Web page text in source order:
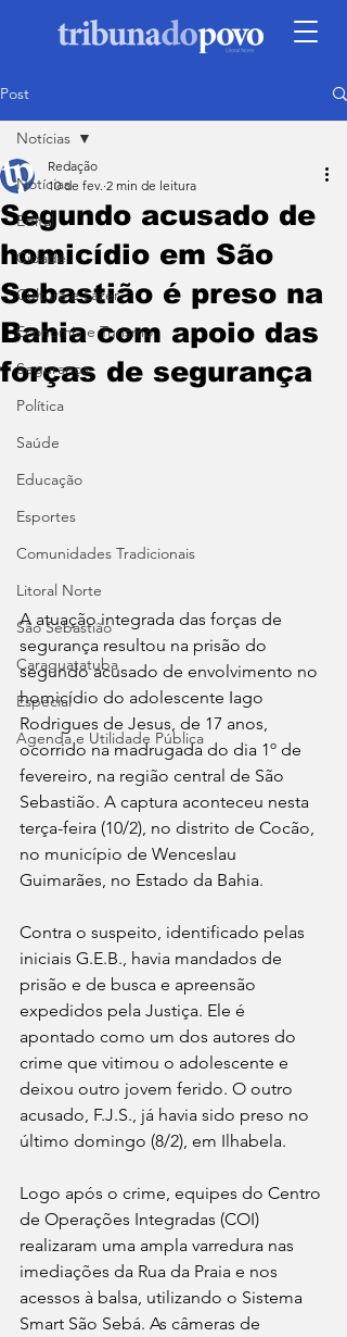
Post
Notícias
Edital
Cidade
Cultura e Lazer
Economia e Turismo
Segurança
Política
Saúde
Educação
Esportes
Comunidades Tradicionais
Litoral Norte
São Sebastião
Caraguatatuba
Especial
Agenda e Utilidade Pública
Notícias
Segundo acusado de
homicídio em São
Sebastião é preso na
Bahia com apoio das
forças de segurança
Redação
10 de fev. 2 min de leitura
A atuação integrada das forças de
segurança resultou na prisão do
segundo acusado de envolvimento no
homicídio do adolescente Iago
Rodrigues de Jesus, de 17 anos,
ocorrido na madrugada do dia 1º de
fevereiro, na região central de São
Sebastião. A captura aconteceu nesta
terça-feira (10/2), no distrito de Cocão,
no município de Wenceslau
Guimarães, no Estado da Bahia.
Contra o suspeito, identificado pelas
iniciais G.E.B., havia mandados de
prisão e de busca e apreensão
expedidos pela Justiça. Ele é
apontado como um dos autores do
crime que vitimou o adolescente e
deixou outro jovem ferido. O outro
acusado, F.J.S., já havia sido preso no
último domingo (8/2), em Ilhabela.
Logo após o crime, equipes do Centro
de Operações Integradas (COI)
realizaram uma ampla varredura nas
imediações da Rua da Praia e nos
acessos à balsa, utilizando o Sistema
Smart São Sebá. As câmeras de